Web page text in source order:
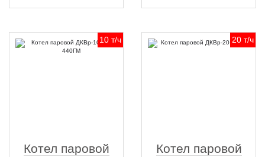
10 т/ч
Котел паровой
20 т/ч
Котел паровой